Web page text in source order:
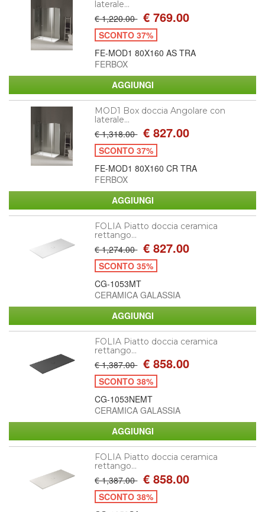
laterale...
€ 1,220.00 € 769.00
SCONTO 37%
FE-MOD1 80X160 AS TRA
FERBOX
MOD1 Box doccia Angolare con
laterale...
€ 1,318.00 € 827.00
SCONTO 37%
FE-MOD1 80X160 CR TRA
FERBOX
FOLIA Piatto doccia ceramica
rettango...
€ 1,274.00 € 827.00
SCONTO 35%
CG-1053MT
CERAMICA GALASSIA
FOLIA Piatto doccia ceramica
rettango...
€ 1,387.00 € 858.00
SCONTO 38%
CG-1053NEMT
CERAMICA GALASSIA
FOLIA Piatto doccia ceramica
rettango...
€ 1,387.00 € 858.00
SCONTO 38%